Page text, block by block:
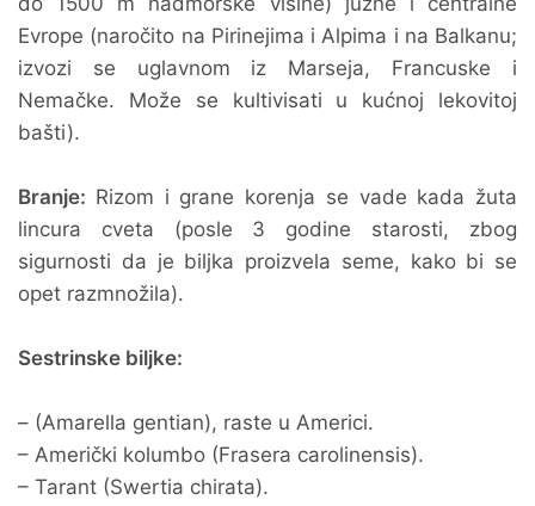
Evrope (naročito na Pirinejima i Alpima i na Balkanu;
izvozi se uglavnom iz Marseja, Francuske i
Nemačke. Može se kultivisati u kućnoj lekovitoj
bašti).
Branje: Rizom i grane korenja se vade kada žuta
lincura cveta (posle 3 godine starosti, zbog
sigurnosti da je biljka proizvela seme, kako bi se
opet razmnožila).
Sestrinske biljke:
– (Amarella gentian), raste u Americi.
– Američki kolumbo (Frasera carolinensis).
– Tarant (Swertia chirata).